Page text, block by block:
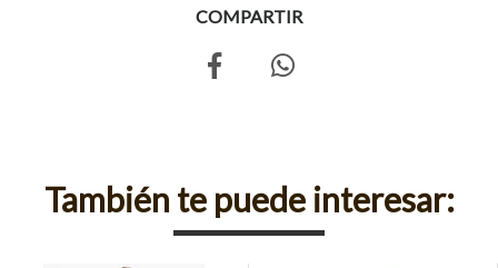
COMPARTIR
También te puede interesar: